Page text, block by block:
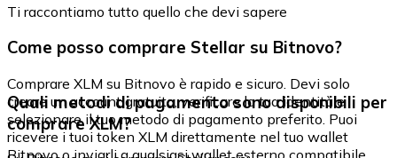
Ti raccontiamo tutto quello che devi sapere
Come posso comprare Stellar su Bitnovo?
Comprare XLM su Bitnovo è rapido e sicuro. Devi solo
creare un account gratuito, verificare la tua identità e
selezionare il tuo metodo di pagamento preferito. Puoi
ricevere i tuoi token XLM direttamente nel tuo wallet
Bitnovo o inviarli a qualsiasi wallet esterno compatibile.
Quali metodi di pagamento sono disponibili per
comprare XLM?